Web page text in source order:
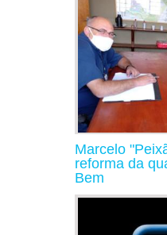
Marcelo
reforma da
Bem